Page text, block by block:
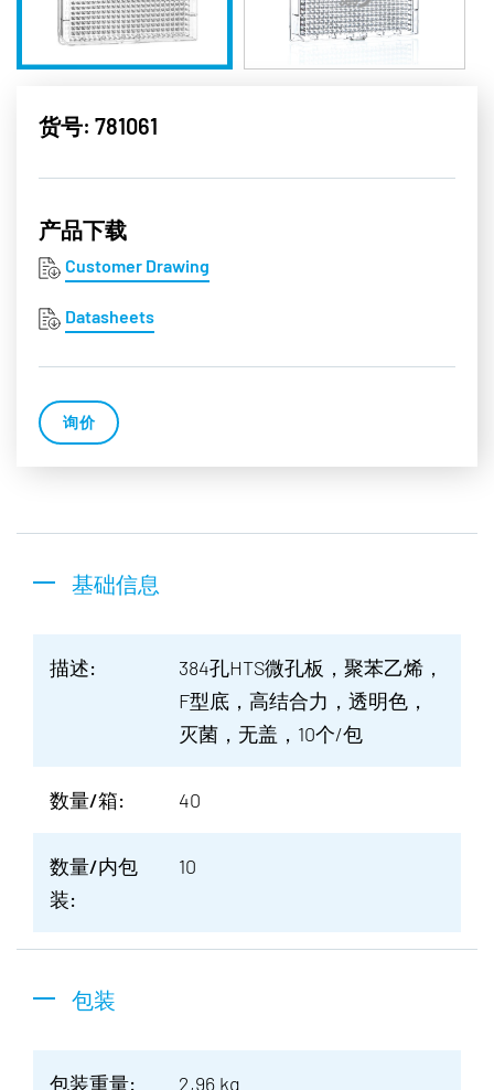
货号: 781061
产品下载
Customer Drawing
Datasheets
询价
基础信息
描述:
384孔HTS微孔板，聚苯乙烯，
F型底，高结合力，透明色，
灭菌，无盖，10个/包
数量/箱: 40
数量/内包
装:
10
包装
包装重量: 2,96 kg